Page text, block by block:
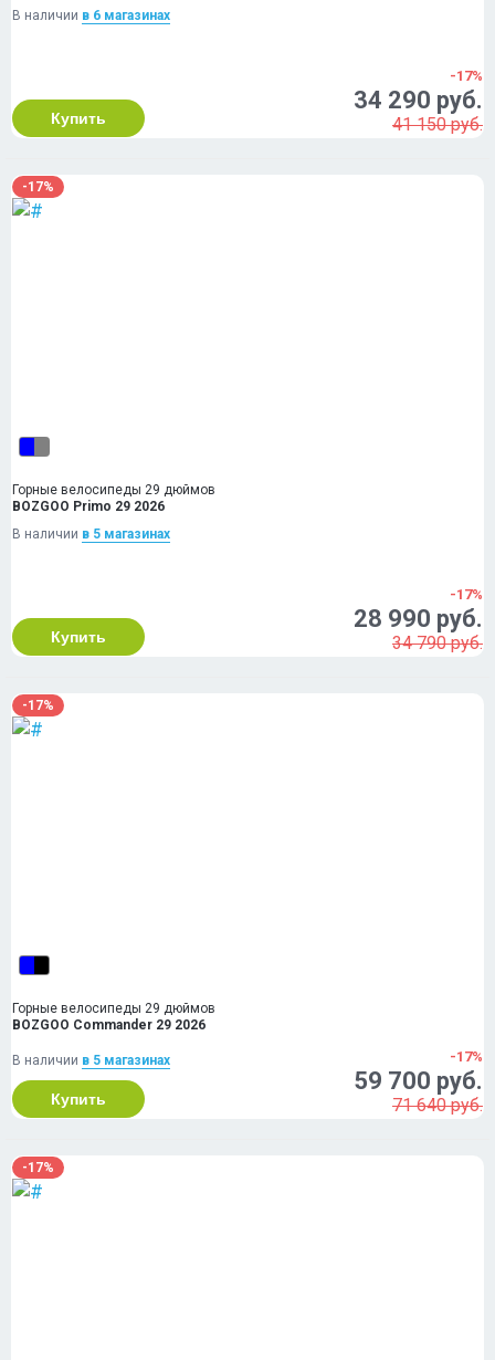
В наличии в 6 магазинах
Купить
-17%
34 290 руб.
41 150 руб.
-17%
Горные велосипеды 29 дюймов
BOZGOO Primo 29 2026
В наличии в 5 магазинах
Купить
-17%
28 990 руб.
34 790 руб.
-17%
Горные велосипеды 29 дюймов
BOZGOO Commander 29 2026
В наличии в 5 магазинах
Купить
-17%
59 700 руб.
71 640 руб.
-17%